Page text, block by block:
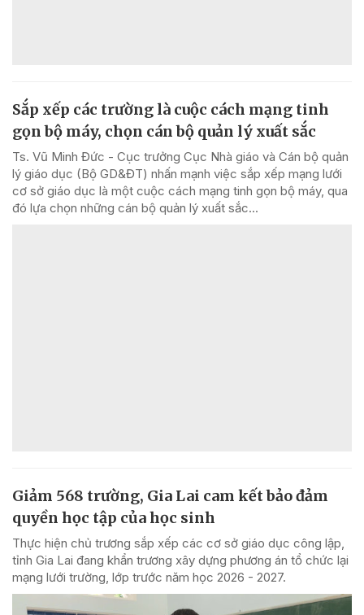
Sắp xếp các trường là cuộc cách mạng tinh
gọn bộ máy, chọn cán bộ quản lý xuất sắc
Ts. Vũ Minh Đức - Cục trưởng Cục Nhà giáo và Cán bộ quản
lý giáo dục (Bộ GD&ĐT) nhấn mạnh việc sắp xếp mạng lưới
cơ sở giáo dục là một cuộc cách mạng tinh gọn bộ máy, qua
đó lựa chọn những cán bộ quản lý xuất sắc...
Giảm 568 trường, Gia Lai cam kết bảo đảm
quyền học tập của học sinh
Thực hiện chủ trương sắp xếp các cơ sở giáo dục công lập,
tỉnh Gia Lai đang khẩn trương xây dựng phương án tổ chức lại
mạng lưới trường, lớp trước năm học 2026 - 2027.